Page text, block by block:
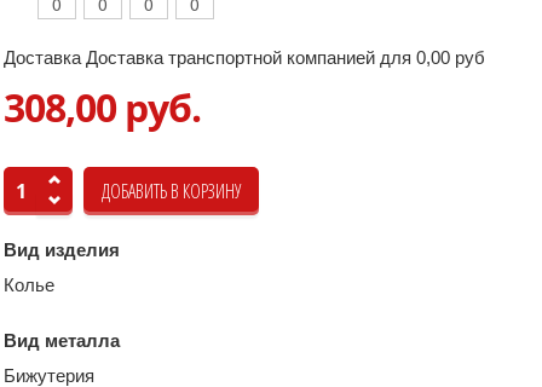
Доставка Доставка транспортной компанией для 0,00 руб
308,00 руб.
Вид изделия
Колье
Вид металла
Бижутерия